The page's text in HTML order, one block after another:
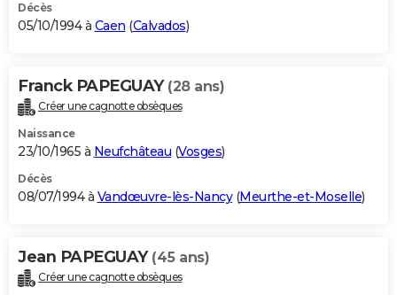
Décès
05/10/1994 à Caen (Calvados)
Franck PAPEGUAY (28 ans)
Créer une cagnotte obsèques
Naissance
23/10/1965 à Neufchâteau (Vosges)
Décès
08/07/1994 à Vandœuvre-lès-Nancy(Meurthe-et-Moselle)
Jean PAPEGUAY (45 ans)
Créer une cagnotte obsèques